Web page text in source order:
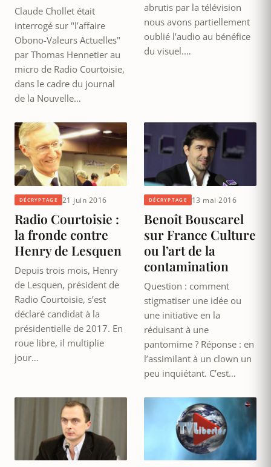
Claude Chollet était
interrogé sur "l’affaire
Obono-Valeurs Actuelles"
par Thomas Hennetier au
micro de Radio Courtoisie,
dans le cadre du journal
de la Nouvelle…
abrutis par la télévision
nous avons partiellement
oublié l’audio au bénéfice
du visuel.…
DÉCRYPTAGE 21 juin 2016
Radio Courtoisie :
la fronde contre
Henry de Lesquen
Depuis trois mois, Henry
de Lesquen, président de
Radio Courtoisie, s’est
déclaré candidat à la
présidentielle de 2017. En
roue libre, il multiplie
jour…
DÉCRYPTAGE 13 mai 2016
Benoît Bouscarel
sur France Culture
ou l’art de la
contamination
Question : comment
stigmatiser une idée ou
une initiative en la
réduisant à une
pantomime ? Réponse : en
l’assimilant à un clown un
peu inquiétant. C’est…